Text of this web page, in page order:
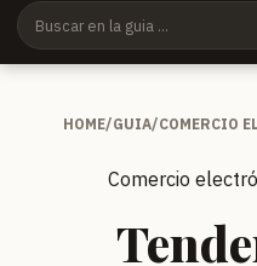
HOME/GUIA/COMERCIO
Comercio